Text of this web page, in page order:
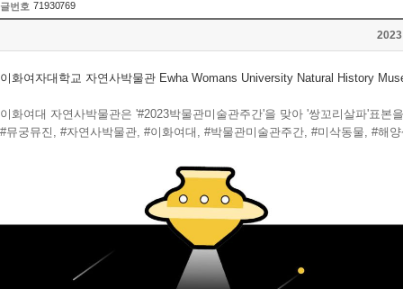
글번호 71930769
이화여자대학교 자연사박물관 Ewha Womans University Natural History
이화여대 자연사박물관은 '#2023박물관미술관주간'을 맞아 '쌍꼬리살파'표본
#뮤궁뮤진, #자연사박물관, #이화여대, #박물관미술관주간, #미삭동물, #해